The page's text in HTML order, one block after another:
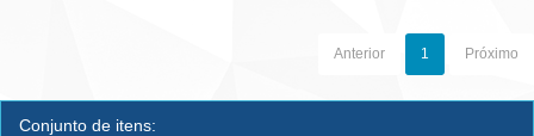
Anterior 1 Próximo
Conjunto de itens: